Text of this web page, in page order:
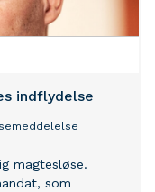
indflydelse
magtesløse.
som